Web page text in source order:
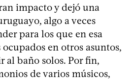
impacto y dejó una
algo a veces
para los que en esa
en otros asuntos,
al baño solos. Por fin,
de varios músicos,